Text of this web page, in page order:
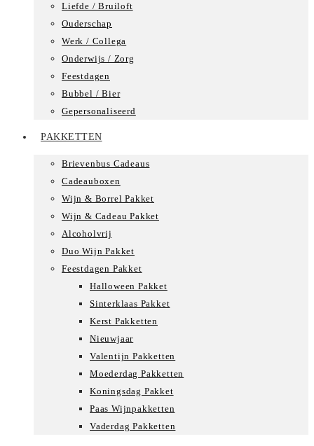
Liefde / Bruiloft
Ouderschap
Werk / Collega
Onderwijs / Zorg
Feestdagen
Bubbel / Bier
Gepersonaliseerd
PAKKETTEN
Brievenbus Cadeaus
Cadeauboxen
Wijn & Borrel Pakket
Wijn & Cadeau Pakket
Alcoholvrij
Duo Wijn Pakket
Feestdagen Pakket
Halloween Pakket
Sinterklaas Pakket
Kerst Pakketten
Nieuwjaar
Valentijn Pakketten
Moederdag Pakketten
Koningsdag Pakket
Paas Wijnpakketten
Vaderdag Pakketten